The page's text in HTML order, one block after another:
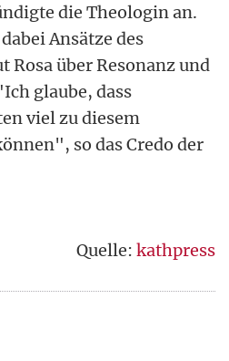
die Theologin an.
Ansätze des
über Resonanz und
glaube, dass
viel zu diesem
so das Credo der
Quelle: kathpress